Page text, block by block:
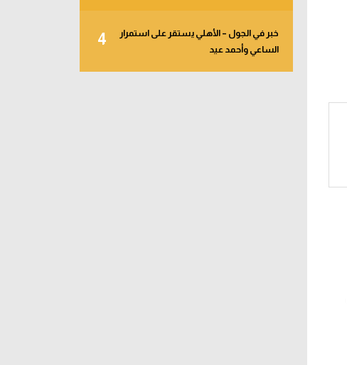
4
خبر في الجول – الأهلي يستقر على استمرار
الساعي وأحمد عيد